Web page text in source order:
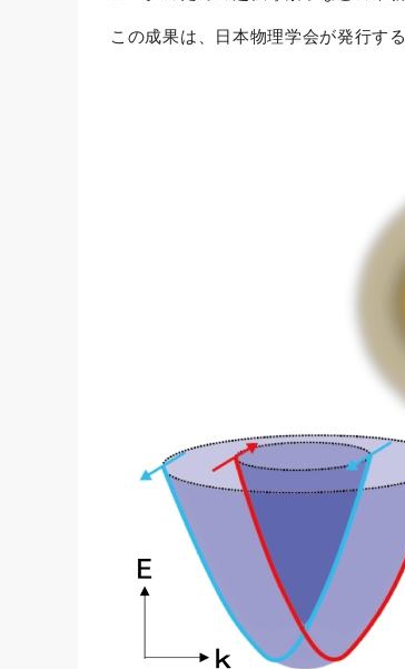
この成果は、日本物理学会が発行す